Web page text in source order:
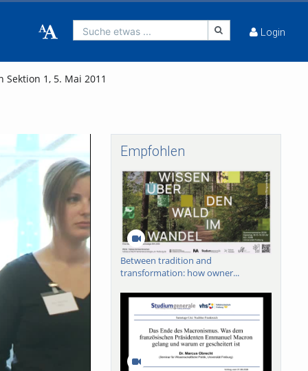
Suche etwas ... Login
Sektion 1, 5. Mai 2011
Empfohlen
Between tradition and
transformation: how owner...